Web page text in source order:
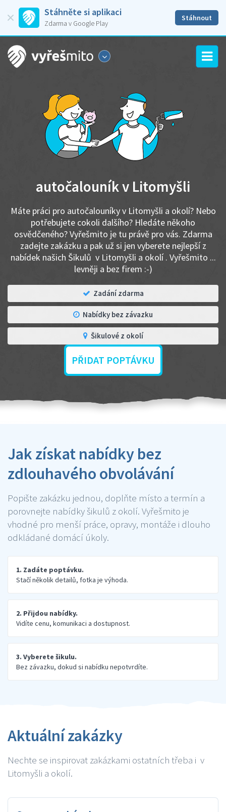
Stáhněte si aplikaci
Zdarma v Google Play
Stáhnout
autočalouník v Litomyšli
Máte práci pro autočalouníky v Litomyšli a okolí? Nebo
potřebujete cokoli dalšího? Hledáte někoho
osvědčeného? Vyřešmito je tu právě pro vás. Zdarma
zadejte zakázku a pak už si jen vyberete nejlepší z
nabídek našich Šikulů v Litomyšli a okolí . Vyřešmito ...
levněji a bez firem :-)
Zadání zdarma
Nabídky bez závazku
Šikulové z okolí
PŘIDAT POPTÁVKU
Jak získat nabídky bez
zdlouhavého obvolávání
Popište zakázku jednou, doplňte místo a termín a
porovnejte nabídky šikulů z okolí. Vyřešmito je
vhodné pro menší práce, opravy, montáže i dlouho
odkládané domácí úkoly.
1. Zadáte poptávku.
Stačí několik detailů, fotka je výhoda.
2. Přijdou nabídky.
Vidíte cenu, komunikaci a dostupnost.
3. Vyberete šikulu.
Bez závazku, dokud si nabídku nepotvrdíte.
Aktuální zakázky
Nechte se inspirovat zakázkami ostatních třeba i v
Litomyšli a okolí.